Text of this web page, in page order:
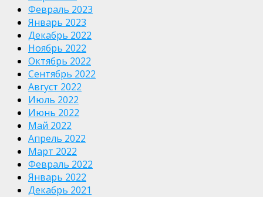
Февраль 2023
Январь 2023
Декабрь 2022
Ноябрь 2022
Октябрь 2022
Сентябрь 2022
Август 2022
Июль 2022
Июнь 2022
Май 2022
Апрель 2022
Март 2022
Февраль 2022
Январь 2022
Декабрь 2021